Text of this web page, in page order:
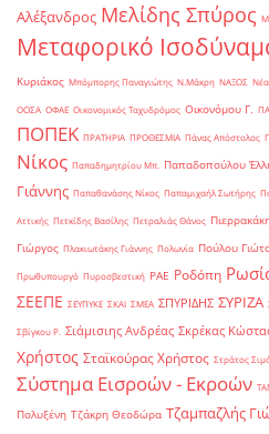
Αλέξανδρος Μελίδης Σπύρος
Μεταφορικό
Κυριάκος Μπόμπορης Παναγιώτης Ν.Μάκρη ΝΑΞΟΣ
ΟΟΣΑ ΟΦΑΕ Οικονομικός Ταχυδρόμος Οικονόμου Γ.
ΠΟΠΕΚ ΠΡΑΤΗΡΙΑ ΠΡΟΘΕΣΜΙΑ Πάνας Απόστολος
Νίκος Παπαδημητρίου Μπ. Παπαδοπούλου
Γιάννης Παπαθανάσης Νίκος Παπαμιχαήλ Σωτήρης
Αττικής Πετκίδης Βασίλης Πετραλιάς Θάνος
Γιώργος Πλακιωτάκης Γιάννης Πολωνία Πούλου
Πρωθυπουργό Πυροσβεστική ΡΑΕ Ροδόπη
ΣΕΕΠΕ ΣΕΥΠΥΚΕ ΣΚΑΙ ΣΜΕΑ ΣΠΥΡΙΔΗΣ ΣΥΡΙΖΑ
Σβίγκου Ρ. Σιάμισιης Ανδρέας Σκρέκας
Χρήστος Σταϊκούρας Χρήστος Στράτος
Σύστημα Εισροών - Εκροών
Πολυξένη Τζάκρη Θεοδώρα Τζαμπαζλής